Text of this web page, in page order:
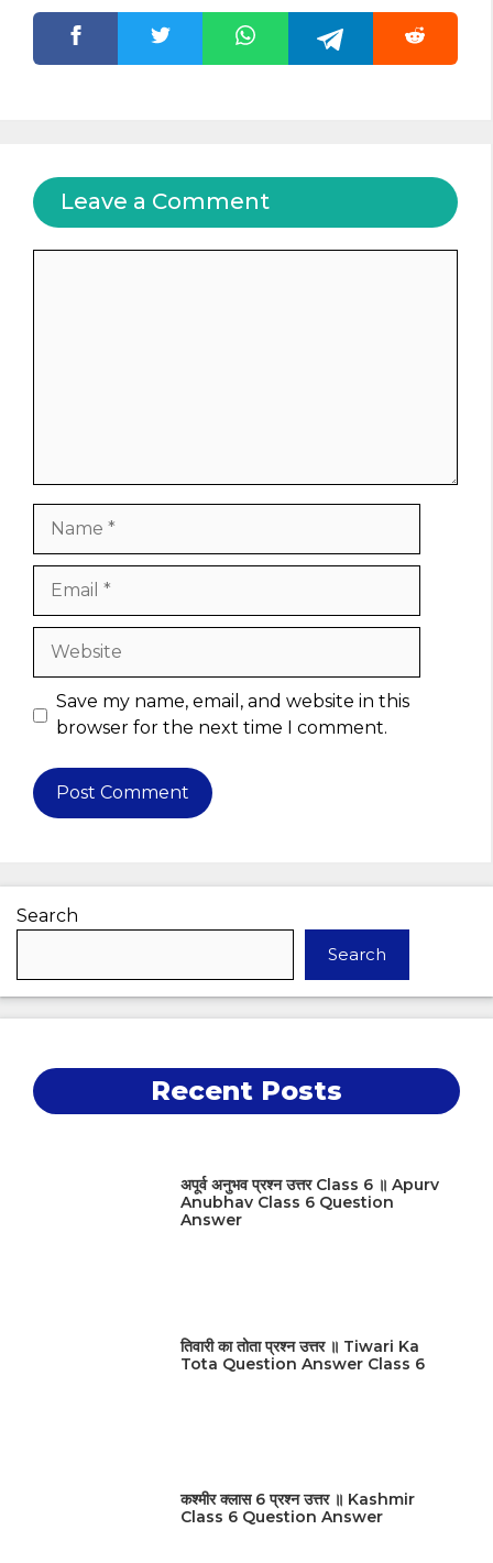
Leave a Comment
Website
Save my name, email, and website in this
browser for the next time I comment.
Search
Search
Recent Posts
अपूर्व अनुभव प्रश्न उत्तर Class 6 ॥ Apurv
Anubhav Class 6 Question
Answer
तिवारी का तोता प्रश्न उत्तर ॥ Tiwari Ka
Tota Question Answer Class 6
कश्मीर क्लास 6 प्रश्न उत्तर ॥ Kashmir
Class 6 Question Answer